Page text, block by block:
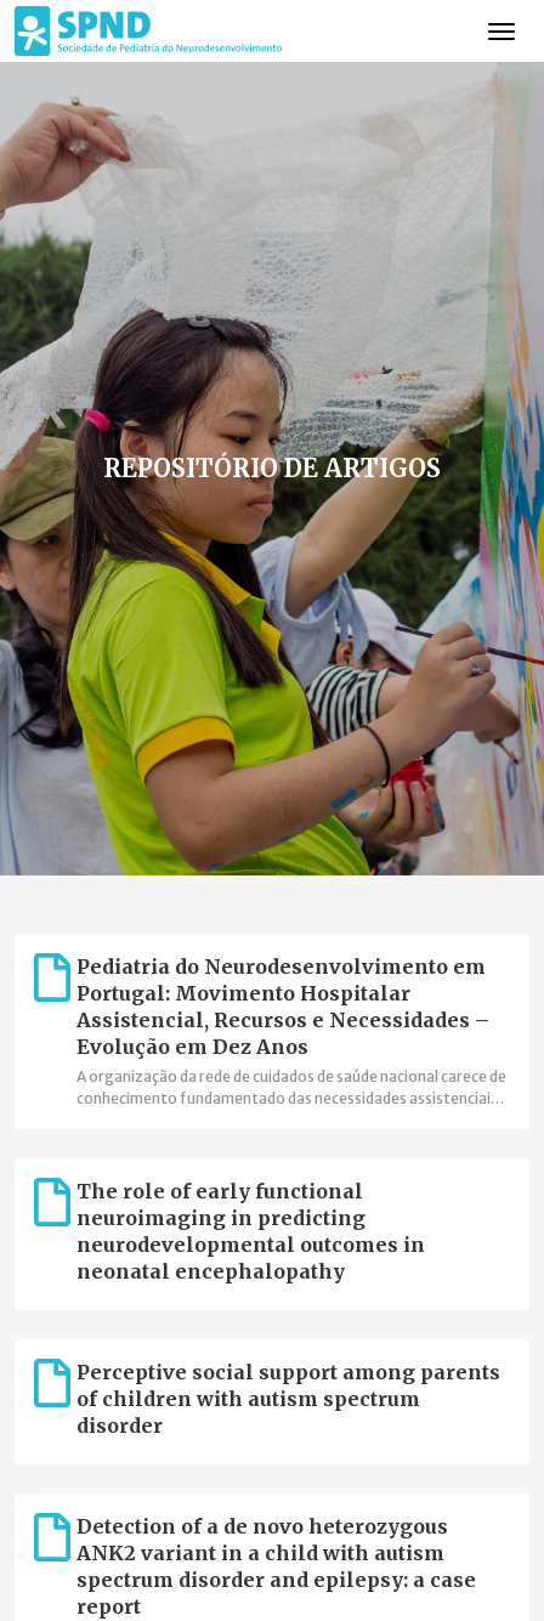
REPOSITÓRIO DE ARTIGOS
Pediatria do Neurodesenvolvimento em
Portugal: Movimento Hospitalar
Assistencial, Recursos e Necessidades –
Evolução em Dez Anos
A organização da rede de cuidados de saúde nacional carece de
conhecimento fundamentado das necessidades assistenciais
The role of early functional
neuroimaging in predicting
neurodevelopmental outcomes in
neonatal encephalopathy
Perceptive social support among parents
of children with autism spectrum
disorder
Detection of a de novo heterozygous
ANK2 variant in a child with autism
spectrum disorder and epilepsy: a case
report